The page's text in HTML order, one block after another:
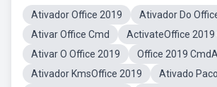
Ativador Office 2019
Ativador Do
Ativar Office Cmd
ActivateOffice 2019
Ativar O Office 2019
Office 2019
Ativador KmsOffice 2019
Ativado